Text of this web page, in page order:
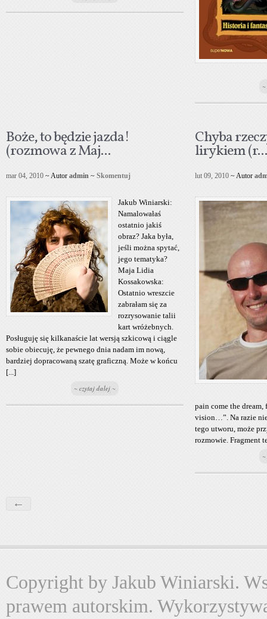
Boże, to będzie jazda!
(rozmowa z Maj...
mar 04, 2010 ~ Autor admin ~ Skomentuj
Jakub Winiarski:
Namalowałaś
ostatnio jakiś
obraz? Jaka była,
jeśli można spytać,
jego tematyka?
Maja Lidia
Kossakowska:
Ostatnio wreszcie
zabrałam się za
rozrysowanie talii
kart wróżebnych.
Posługuję się kilkanaście lat wersją szkicową i ciągle
sobie obiecuję, że pewnego dnia nadam im nową,
bardziej dopracowaną szatę graficzną. Może w końcu
[...]
~ czytaj dalej ~
Chyba
lirykiem (r...
lut 09, 2010 ~ Autor
pain come the dream,
vision…”. Na razie nie
tego utworu, może
rozmowie. Fragment
←
Copyright by Jakub Winiarski.
prawem autorskim.